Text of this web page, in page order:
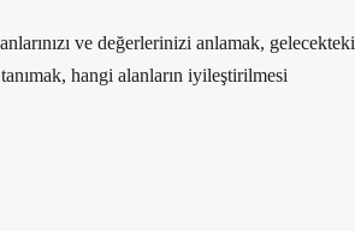
ve değerlerinizi anlamak, gelecekteki
hangi alanların iyileştirilmesi